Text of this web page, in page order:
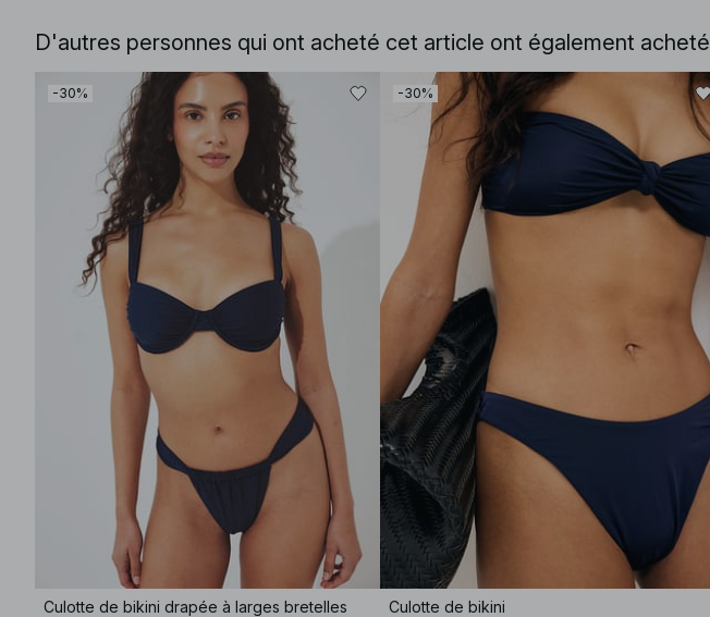
D'autres personnes qui ont acheté cet article ont également acheté
-30%
Culotte de bikini drapée à larges bretelles
-30%
Culotte de bikini